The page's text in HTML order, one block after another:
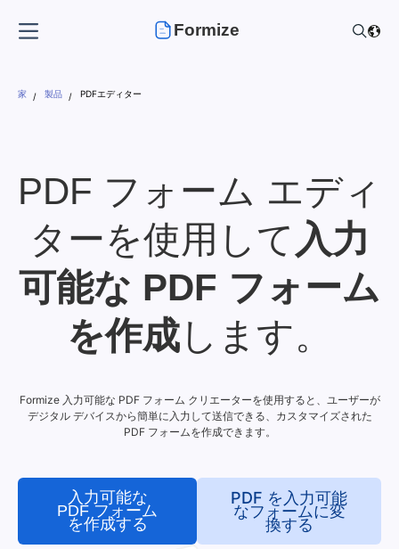
Formize
家 製品 PDFエディター
PDF フォーム エディ
ターを使用して 入力
可能な PDF フォーム
を作成します。
Formize 入力可能な PDF フォーム クリエーターを使用すると、ユーザーが
デジタル デバイスから簡単に入力して送信できる、カスタマイズされた
PDF フォームを作成できます。
入力可能な
PDF フォーム
を作成する
PDF を入力可能
なフォームに変
換する